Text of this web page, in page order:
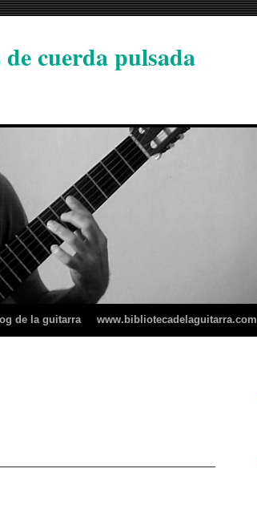
cuerda pulsada
de la guitarra www.bibliotecadelaguitarra.com